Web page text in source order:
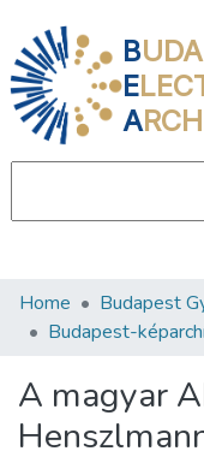
B
E
A
Communities &
Statistics
About us
Home Budapest
Budapest-
A magyar